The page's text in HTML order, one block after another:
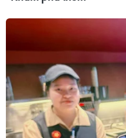
14/05/2014 12:17
Ngày 14/5, Ủy ban
Phòng công bố quy
kinh tế Đình Vũ-Cát Hải
tích 22.140ha.